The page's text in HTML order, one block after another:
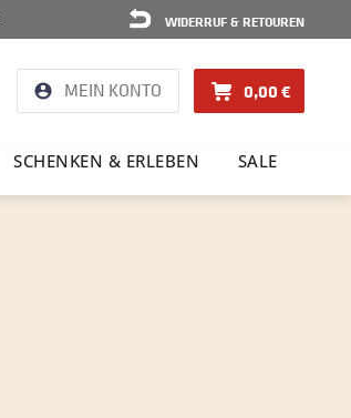
WIDERRUF & RETOUREN
MEIN KONTO 0,00 €
SCHENKEN & ERLEBEN SALE